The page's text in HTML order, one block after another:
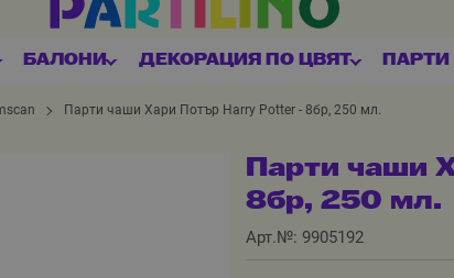
БАЛОНИ ДЕКОРАЦИЯ ПО ЦВЯТ
Парти чаши Хари Потър Harry Potter - 8бр, 250 мл.
Парти чаши
8бр, 250 мл.
Арт.№: 9905192